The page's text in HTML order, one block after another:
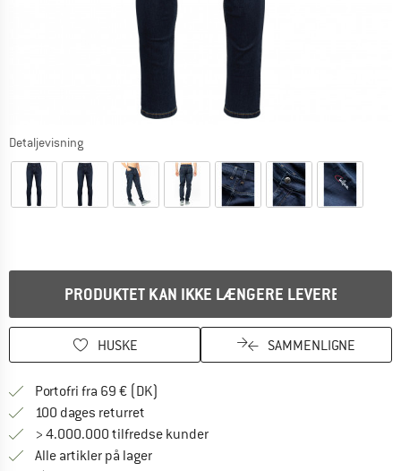
Detaljevisning
PRODUKTET KAN IKKE LÆNGERE LEVERES
HUSKE SAMMENLIGNE
Portofri fra 69 € (DK)
100 dages returret
> 4.000.000 tilfredse kunder
Alle artikler på lager